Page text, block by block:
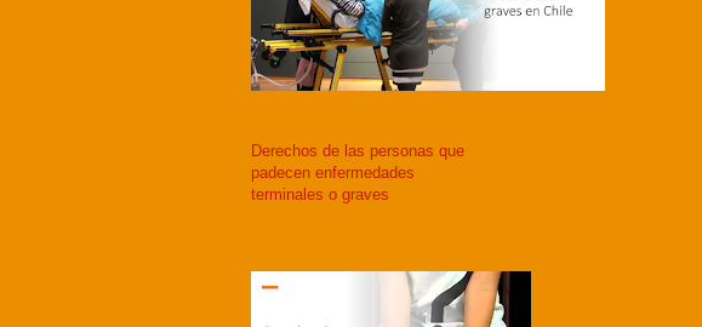
Derechos de las personas que
padecen enfermedades
terminales o graves